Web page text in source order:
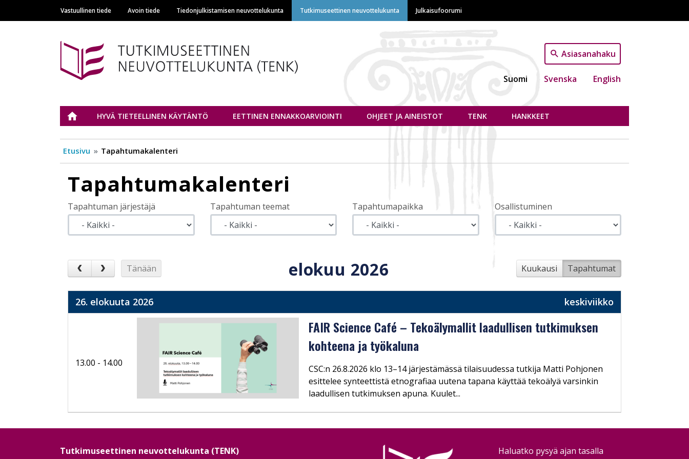
Hyppää
pääsisältöön
Main navigation
Vastuullinen tiede Avoin tiede Tiedonjulkistamisen neuvottelukunta Tutkimuseettinen neuvottelukunta Julkaisufoorumi
Asiasanahaku
Suomi Svenska English
Tutkimuseettinen neuvottelukunta
ETUSIVUHYVÄ TIETEELLINEN KÄYTÄNTÖ EETTINEN ENNAKKOARVIOINTI OHJEET JA AINEISTOT TENK HANKKEET
Etusivu Tapahtumakalenteri
Tapahtumakalenteri
Tapahtuman järjestäjä Tapahtuman teemat Tapahtumapaikka Osallistuminen
Tänään Kuukausi Tapahtumat
elokuu 2026
26. elokuuta 2026 keskiviikko
13.00 - 14.00
FAIR Science Café – Tekoälymallit laadullisen tutkimuksen
kohteena ja työkaluna
CSC:n 26.8.2026 klo 13–14 järjestämässä tilaisuudessa tutkija Matti Pohjonen
esittelee synteettistä etnografiaa uutena tapana käyttää tekoälyä varsinkin
laadullisen tutkimuksen apuna. Kuulet...
Tutkimuseettinen neuvottelukunta (TENK)
Haluatko pysyä ajan tasalla